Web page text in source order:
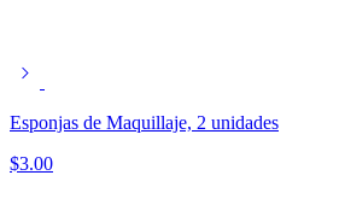
Esponjas de Maquillaje, 2 unidades
$3.00